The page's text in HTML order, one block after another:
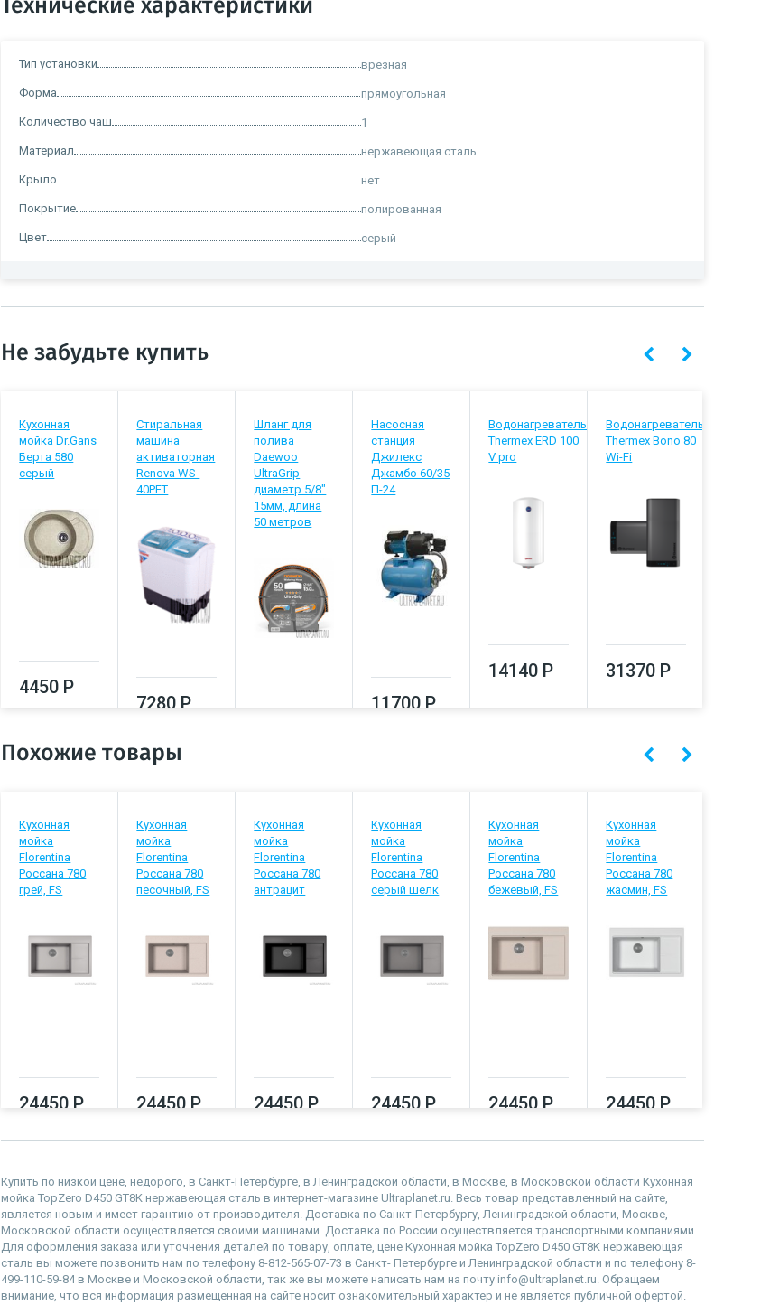
Технические характеристики
Тип установки врезная
Форма прямоугольная
Количество чаш 1
Материал нержавеющая сталь
Крыло нет
Покрытие полированная
Цвет серый
Не забудьте купить
Кухонная
мойка Dr.Gans
Берта 580
серый
4450 Р
Стиральная
машина
активаторная
Renova WS-
40PET
7280 Р
Шланг для
полива
Daewoo
UltraGrip
диаметр 5/8"
15мм, длина
50 метров
Насосная
станция
Джилекс
Джамбо 60/35
П-24
11700 Р
Водонагреватель
Thermex ERD 100
V pro
14140 Р
Водонагреватель
Thermex Bono 80
Wi-Fi
31370 Р
Похожие товары
Кухонная
мойка
Florentina
Россана 780
грей, FS
24450 Р
Кухонная
мойка
Florentina
Россана 780
песочный, FS
24450 Р
Кухонная
мойка
Florentina
Россана 780
антрацит
24450 Р
Кухонная
мойка
Florentina
Россана 780
серый шелк
24450 Р
Кухонная
мойка
Florentina
Россана 780
бежевый, FS
24450 Р
Кухонная
мойка
Florentina
Россана 780
жасмин, FS
24450 Р
Купить по низкой цене, недорого, в Санкт-Петербурге, в Ленинградской области, в Москве, в Московской области Кухонная
мойка TopZero D450 GT8K нержавеющая сталь в интернет-магазине Ultraplanet.ru. Весь товар представленный на сайте,
является новым и имеет гарантию от производителя. Доставка по Санкт-Петербургу, Ленинградской области, Москве,
Московской области осуществляется своими машинами. Доставка по России осуществляется транспортными компаниями.
Для оформления заказа или уточнения деталей по товару, оплате, цене Кухонная мойка TopZero D450 GT8K нержавеющая
сталь вы можете позвонить нам по телефону 8-812-565-07-73 в Санкт- Петербурге и Ленинградской области и по телефону 8-
499-110-59-84 в Москве и Московской области, так же вы можете написать нам на почту info@ultraplanet.ru. Обращаем
внимание, что вся информация размещенная на сайте носит ознакомительный характер и не является публичной офертой.